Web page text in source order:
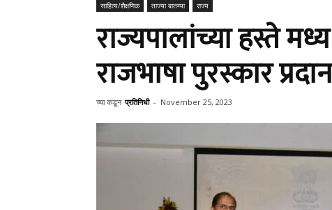
साहित्य/शैक्षणिक ताज्या बातम्या राज्य
राज्यपालांच्या हस्ते मध्य
राजभाषा पुरस्कार प्रदान
च्या कडून प्रतिनिधी - November 25, 2023